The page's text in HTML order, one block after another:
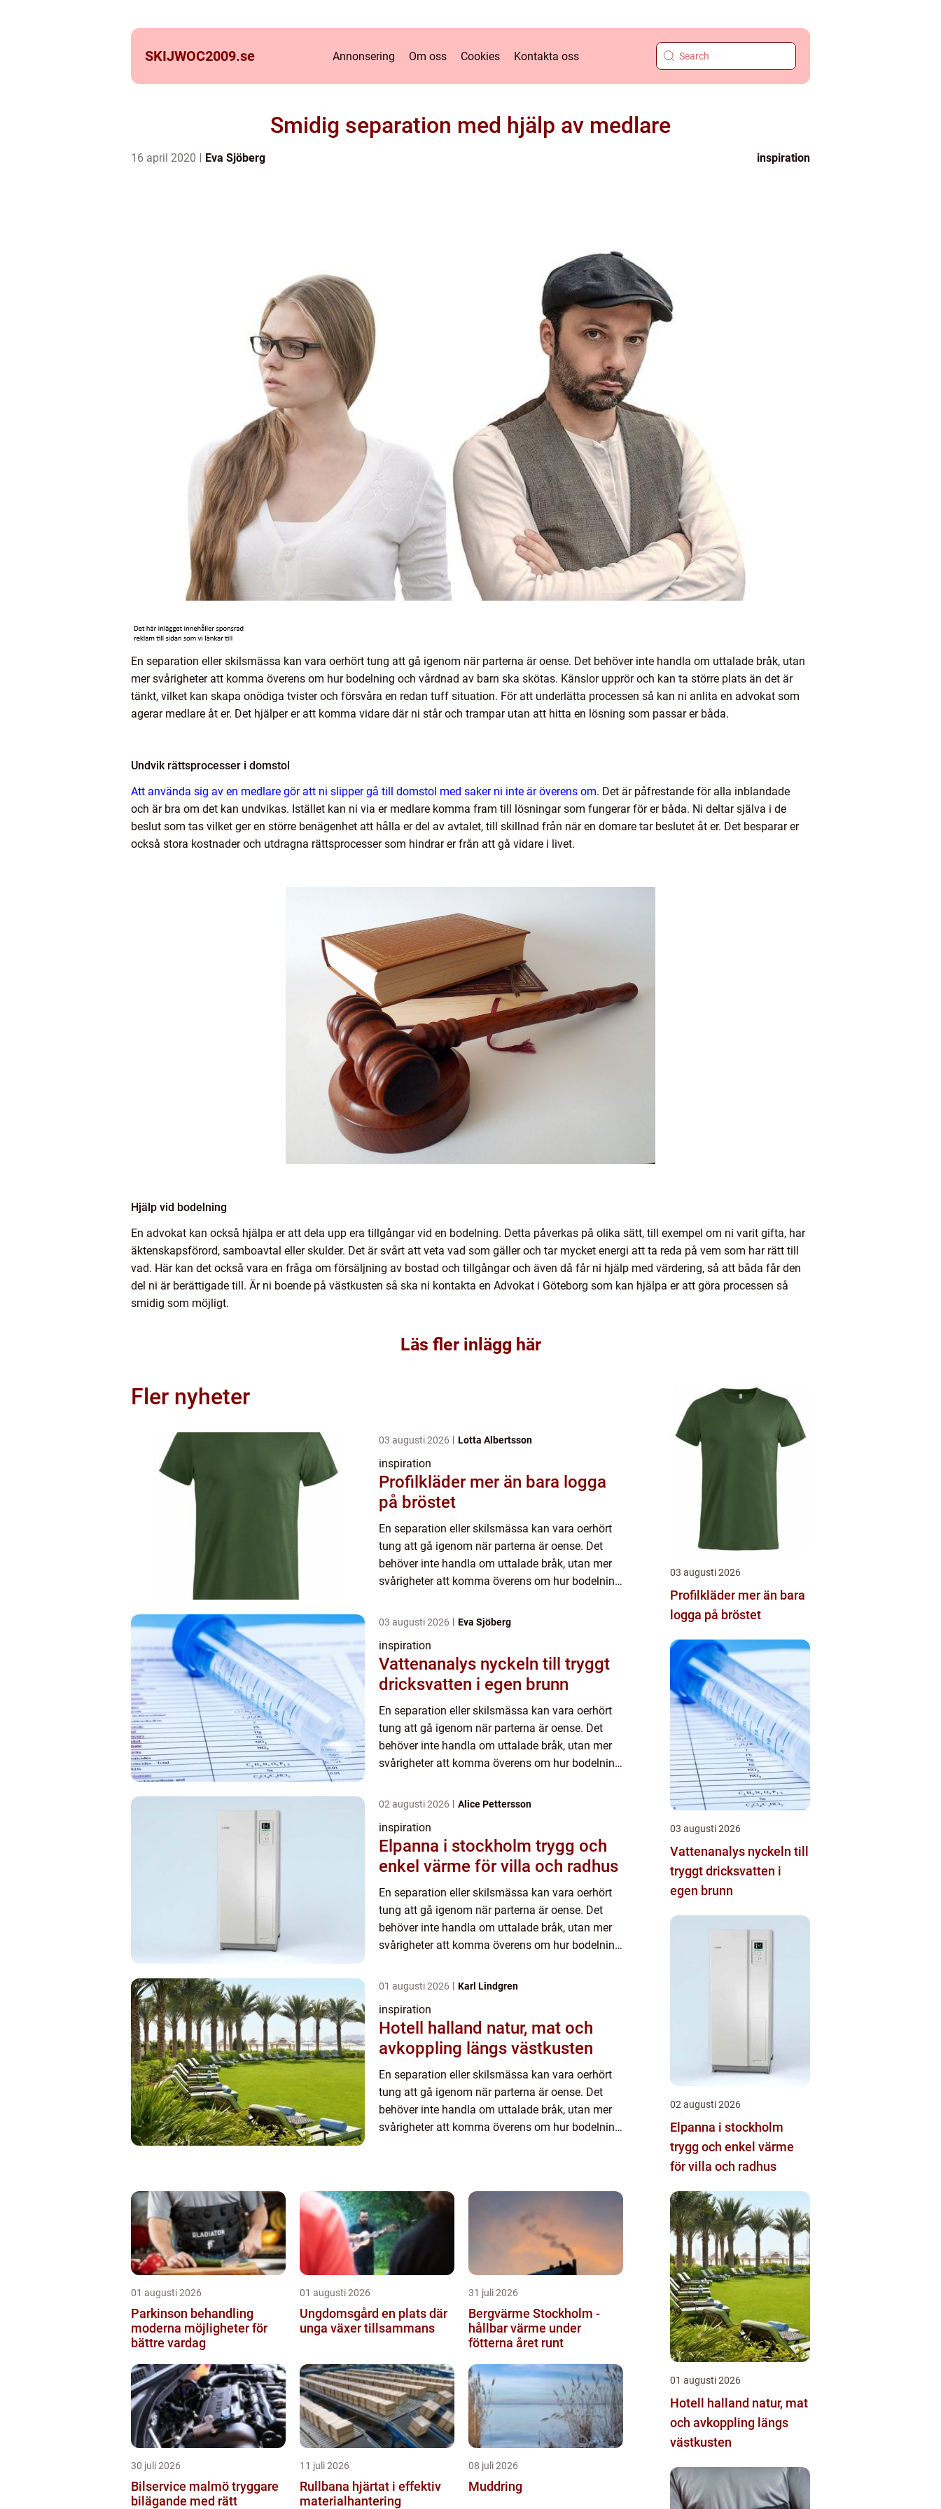
SKIJWOC2009.se Annonsering Om oss Cookies Kontakta oss
Smidig separation med hjälp av medlare
16 april 2020 Eva Sjöberg inspiration
En separation eller skilsmässa kan vara oerhört tung att gå igenom när parterna är oense. Det behöver inte handla om uttalade bråk, utan
mer svårigheter att komma överens om hur bodelning och vårdnad av barn ska skötas. Känslor upprör och kan ta större plats än det är
tänkt, vilket kan skapa onödiga tvister och försvåra en redan tuff situation. För att underlätta processen så kan ni anlita en advokat som
agerar medlare åt er. Det hjälper er att komma vidare där ni står och trampar utan att hitta en lösning som passar er båda.
Undvik rättsprocesser i domstol
Att använda sig av en medlare gör att ni slipper gå till domstol med saker ni inte är överens om. Det är påfrestande för alla inblandade
och är bra om det kan undvikas. Istället kan ni via er medlare komma fram till lösningar som fungerar för er båda. Ni deltar själva i de
beslut som tas vilket ger en större benägenhet att hålla er del av avtalet, till skillnad från när en domare tar beslutet åt er. Det besparar er
också stora kostnader och utdragna rättsprocesser som hindrar er från att gå vidare i livet.
Hjälp vid bodelning
En advokat kan också hjälpa er att dela upp era tillgångar vid en bodelning. Detta påverkas på olika sätt, till exempel om ni varit gifta, har
äktenskapsförord, samboavtal eller skulder. Det är svårt att veta vad som gäller och tar mycket energi att ta reda på vem som har rätt till
vad. Här kan det också vara en fråga om försäljning av bostad och tillgångar och även då får ni hjälp med värdering, så att båda får den
del ni är berättigade till. Är ni boende på västkusten så ska ni kontakta en Advokat i Göteborg som kan hjälpa er att göra processen så
smidig som möjligt.
Läs fler inlägg här
Fler nyheter
03 augusti 2026 Lotta Albertsson
inspiration
Profilkläder mer än bara logga
på bröstet
En separation eller skilsmässa kan vara oerhört
tung att gå igenom när parterna är oense. Det
behöver inte handla om uttalade bråk, utan mer
svårigheter att komma överens om hur bodelning
03 augusti 2026 Eva Sjöberg
inspiration
Vattenanalys nyckeln till tryggt
dricksvatten i egen brunn
En separation eller skilsmässa kan vara oerhört
tung att gå igenom när parterna är oense. Det
behöver inte handla om uttalade bråk, utan mer
svårigheter att komma överens om hur bodelning
02 augusti 2026 Alice Pettersson
inspiration
Elpanna i stockholm trygg och
enkel värme för villa och radhus
En separation eller skilsmässa kan vara oerhört
tung att gå igenom när parterna är oense. Det
behöver inte handla om uttalade bråk, utan mer
svårigheter att komma överens om hur bodelning
01 augusti 2026 Karl Lindgren
inspiration
Hotell halland natur, mat och
avkoppling längs västkusten
En separation eller skilsmässa kan vara oerhört
tung att gå igenom när parterna är oense. Det
behöver inte handla om uttalade bråk, utan mer
svårigheter att komma överens om hur bodelning
01 augusti 2026
Parkinson behandling
moderna möjligheter för
bättre vardag
01 augusti 2026
Ungdomsgård en plats där
unga växer tillsammans
31 juli 2026
Bergvärme Stockholm -
hållbar värme under
fötterna året runt
30 juli 2026
Bilservice malmö tryggare
bilägande med rätt
11 juli 2026
Rullbana hjärtat i effektiv
materialhantering
08 juli 2026
Muddring
03 augusti 2026
Profilkläder mer än bara
logga på bröstet
03 augusti 2026
Vattenanalys nyckeln till
tryggt dricksvatten i
egen brunn
02 augusti 2026
Elpanna i stockholm
trygg och enkel värme
för villa och radhus
01 augusti 2026
Hotell halland natur, mat
och avkoppling längs
västkusten